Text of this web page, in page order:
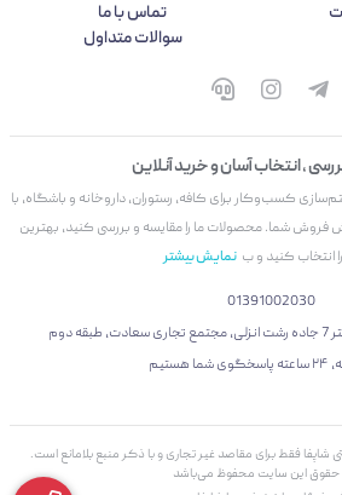
تماس با ما
سوالات متداول
، انتخاب آسان و خرید آنلاین
کسب‌وکار برای کافه، رستوران، داروخانه و باشگاه، با
شما. محصولات ما را مقایسه و بررسی کنید، بهترین
انتخاب کنید و ب نمایش بیشتر
01391002030
شاپفا فقط برای مقاصد غیر تجاری و با ذکر منبع بلامانع است.
حقوق اين سايت محفوظ می‌باشد